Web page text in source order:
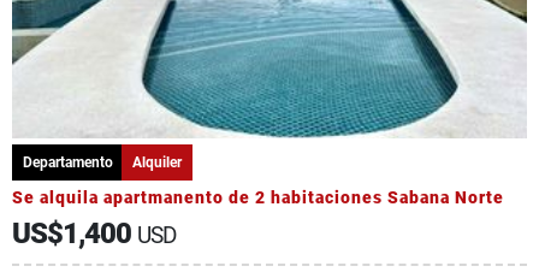
Departamento Alquiler
Se alquila apartmanento de 2 habitaciones Sabana Norte
US$1,400 USD